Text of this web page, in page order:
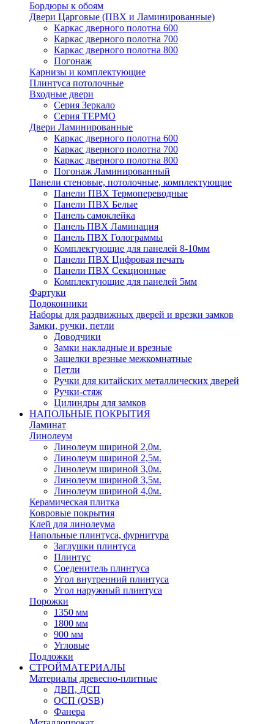
Бордюры к обоям
Двери Царговые (ПВХ и Ламинированные)
Каркас дверного полотна 600
Каркас дверного полотна 700
Каркас дверного полотна 800
Погонаж
Карнизы и комплектующие
Плинтуса потолочные
Входные двери
Серия Зеркало
Серия ТЕРМО
Двери Ламинированные
Каркас дверного полотна 600
Каркас дверного полотна 700
Каркас дверного полотна 800
Погонаж Ламинированный
Панели стеновые, потолочные, комплектующие
Панели ПВХ Термопереводные
Панели ПВХ Белые
Панель самоклейка
Панель ПВХ Ламинация
Панель ПВХ Голограммы
Комплектующие для панелей 8-10мм
Панели ПВХ Цифровая печать
Панели ПВХ Секционные
Комплектующие для панелей 5мм
Фартуки
Подоконники
Наборы для раздвижных дверей и врезки замков
Замки, ручки, петли
Доводчики
Замки накладные и врезные
Защелки врезные межкомнатные
Петли
Ручки для китайских металлических дверей
Ручки-стяж
Цилиндры для замков
НАПОЛЬНЫЕ ПОКРЫТИЯ
Ламинат
Линолеум
Линолеум шириной 2,0м.
Линолеум шириной 2,5м.
Линолеум шириной 3,0м.
Линолеум шириной 3,5м.
Линолеум шириной 4,0м.
Керамическая плитка
Ковровые покрытия
Клей для линолеума
Напольные плинтуса, фурнитура
Заглушки плинтуса
Плинтус
Соеденитель плинтуса
Угол внутренний плинтуса
Угол наружный плинтуса
Порожки
1350 мм
1800 мм
900 мм
Угловые
Подложки
СТРОЙМАТЕРИАЛЫ
Материалы древесно-плитные
ДВП, ДСП
ОСП (OSB)
Фанера